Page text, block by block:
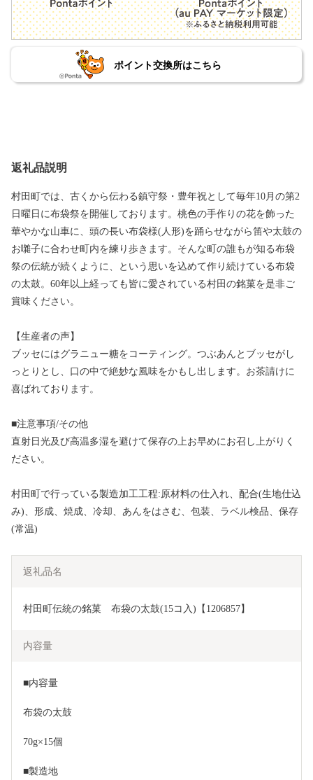
ポイント交換所はこちら
返礼品説明
村田町では、古くから伝わる鎮守祭・豊年祝として毎年10月の第2
日曜日に布袋祭を開催しております。桃色の手作りの花を飾った
華やかな山車に、頭の長い布袋様(人形)を踊らせながら笛や太鼓の
お囃子に合わせ町内を練り歩きます。そんな町の誰もが知る布袋
祭の伝統が続くように、という思いを込めて作り続けている布袋
の太鼓。60年以上経っても皆に愛されている村田の銘菓を是非ご
賞味ください。
【生産者の声】
ブッセにはグラニュー糖をコーティング。つぶあんとブッセがし
っとりとし、口の中で絶妙な風味をかもし出します。お茶請けに
喜ばれております。
■注意事項/その他
直射日光及び高温多湿を避けて保存の上お早めにお召し上がりく
ださい。
村田町で行っている製造加工工程:原材料の仕入れ、配合(生地仕込
み)、形成、焼成、冷却、あんをはさむ、包装、ラベル検品、保存
(常温)
返礼品名
村田町伝統の銘菓　布袋の太鼓(15コ入)【1206857】
内容量
■内容量
布袋の太鼓
70g×15個
■製造地